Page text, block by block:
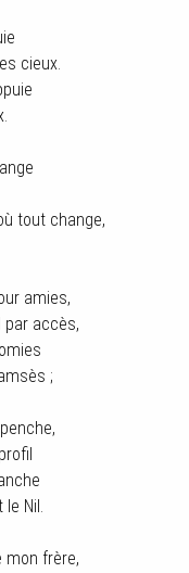
cieux.
tout change,
amies,
par accès,
;
Nil.
mon frère,